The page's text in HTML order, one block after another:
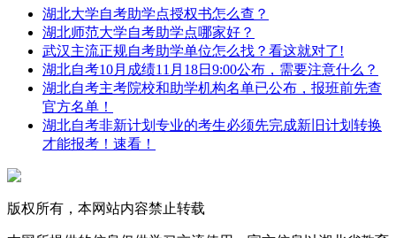
湖北大学自考助学点授权书怎么查？
湖北师范大学自考助学点哪家好？
武汉主流正规自考助学单位怎么找？看这就对了!
湖北自考10月成绩11月18日9:00公布，需要注意什么？
湖北自考主考院校和助学机构名单已公布，报班前先查
官方名单！
湖北自考非新计划专业的考生必须先完成新旧计划转换
才能报考！速看！
版权所有，本网站内容禁止转载